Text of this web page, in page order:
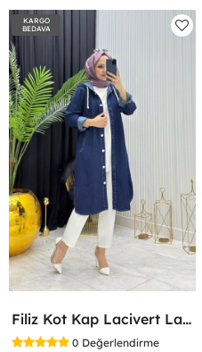
KARGO
BEDAVA
Filiz Kot Kap Lacivert Lacivert
0 Değerlendirme